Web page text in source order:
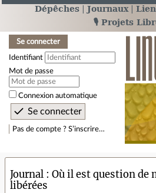
Dépêches Journaux
🎙️ Projets
Se connecter
Identifiant
Mot de passe
Connexion automatique
Pas de compte ? S’inscrire…
Journal
Où il est question de
libérées